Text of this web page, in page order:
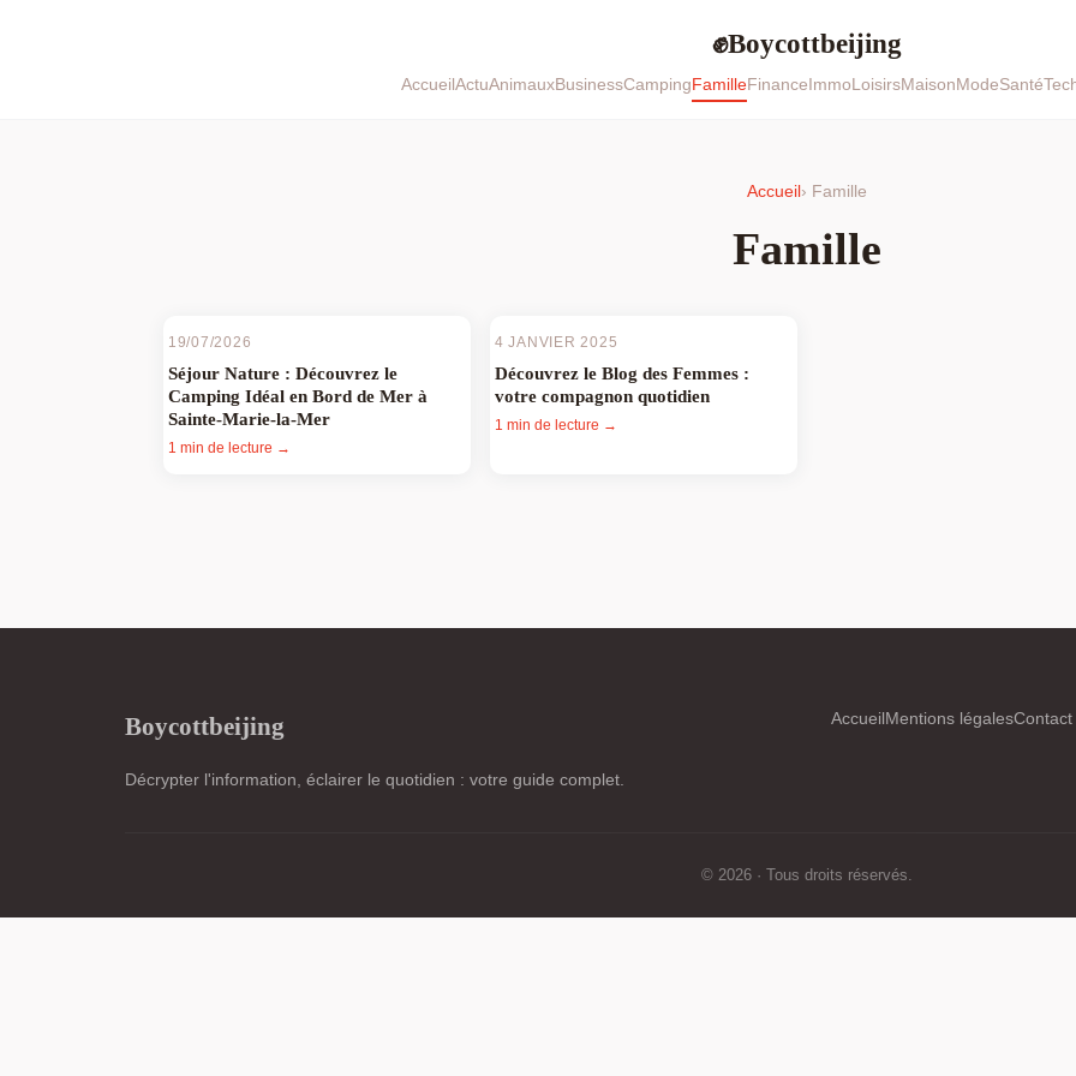
✊Boycottbeijing
AccueilActuAnimauxBusinessCampingFamilleFinanceImmoLoisirsMaisonModeSanté
Accueil › Famille
Famille
19/07/2026
Séjour Nature : Découvrez le
Camping Idéal en Bord de Mer à
Sainte-Marie-la-Mer
1 min de lecture →
4 JANVIER 2025
Découvrez le Blog des Femmes :
votre compagnon quotidien
1 min de lecture →
Boycottbeijing
Décrypter l'information, éclairer le quotidien : votre guide complet.
AccueilMentions légalesContact
© 2026 · Tous droits réservés.